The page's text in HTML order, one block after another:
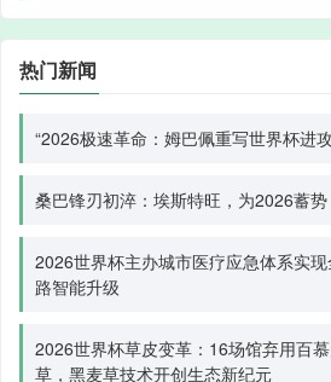
热门新闻
“2026极速革命：姆巴佩重写世界杯进
桑巴锋刃初淬：埃斯特旺，为2026蓄势
2026世界杯主办城市医疗应急体系实
路智能升级
2026世界杯草皮变革：16场馆弃用百
草，黑麦草技术开创生态新纪元